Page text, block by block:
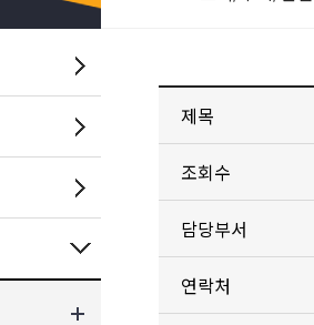
제목
조회수
담당부서
연락처